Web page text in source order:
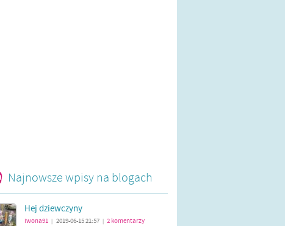
Najnowsze wpisy na blogach
Hej dziewczyny
iwona91 2019-06-15 21:57 2 komentarzy